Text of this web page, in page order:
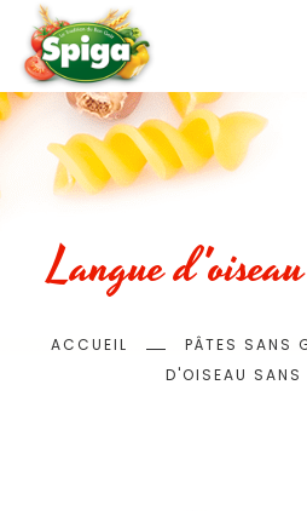
Aller
au
contenu
principal
Langue
Fil
ACCUEIL PÂTES SANS
D'OISEAU SANS